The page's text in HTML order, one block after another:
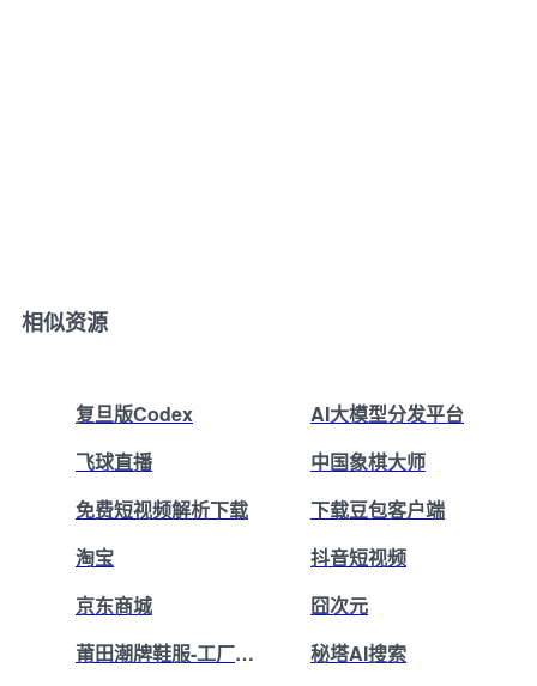
相似资源
复旦版Codex
AI大模型分发平台
飞球直播
中国象棋大师
免费短视频解析下载
下载豆包客户端
淘宝
抖音短视频
京东商城
囧次元
莆田潮牌鞋服-工厂直销
秘塔AI搜索